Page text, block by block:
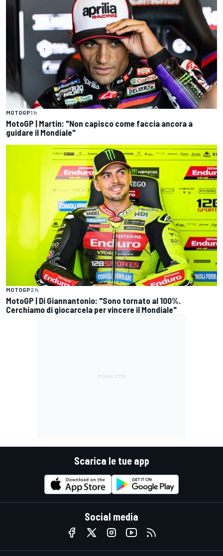
MOTOGP1 h
MotoGP | Martin: "Non capisco come faccia ancora a
guidare il Mondiale"
MOTOGP2 h
MotoGP | Di Giannantonio: "Sono tornato al 100%.
Cerchiamo di giocarcela per vincere il Mondiale"
Scarica le tue app
Social media